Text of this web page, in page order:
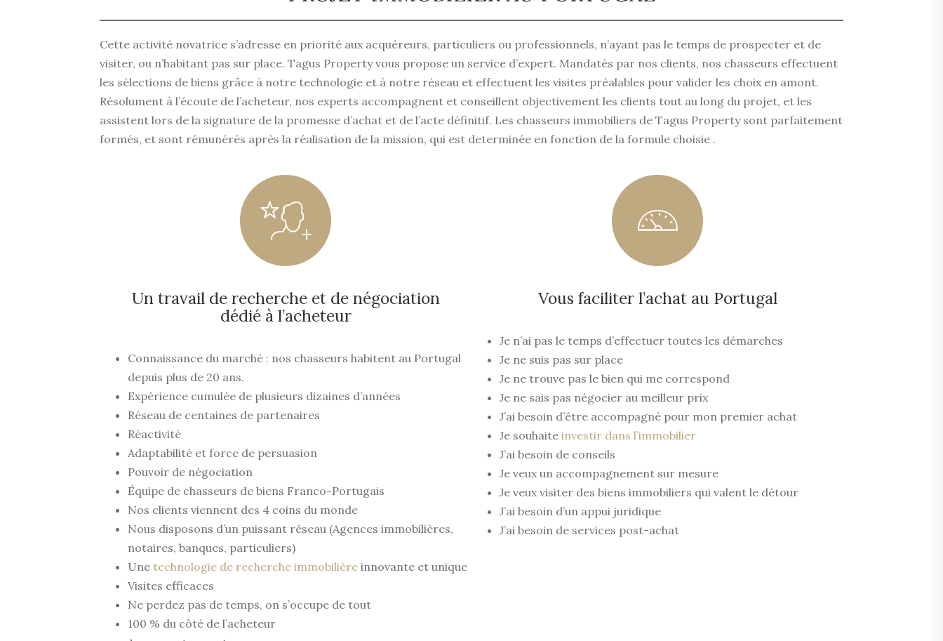
Cette activité novatrice s’adresse en priorité aux acquéreurs, particuliers ou professionnels, n’ayant pas le temps de prospecter et de
visiter, ou n’habitant pas sur place. Tagus Property vous propose un service d’expert. Mandatés par nos clients, nos chasseurs effectuent
les sélections de biens grâce à notre technologie et à notre réseau et effectuent les visites préalables pour valider les choix en amont.
Résolument à l’écoute de l’acheteur, nos experts accompagnent et conseillent objectivement les clients tout au long du projet, et les
assistent lors de la signature de la promesse d’achat et de l’acte définitif. Les chasseurs immobiliers de Tagus Property sont parfaitement
formés, et sont rémunérés après la réalisation de la mission, qui est determinée en fonction de la formule choisie .
Un travail de recherche et de négociation
dédié à l’acheteur
Connaissance du marché : nos chasseurs habitent au Portugal
depuis plus de 20 ans.
Expérience cumulée de plusieurs dizaines d’années
Réseau de centaines de partenaires
Réactivité
Adaptabilité et force de persuasion
Pouvoir de négociation
Équipe de chasseurs de biens Franco-Portugais
Nos clients viennent des 4 coins du monde
Nous disposons d’un puissant réseau (Agences immobilières,
notaires, banques, particuliers)
Une technologie de recherche immobilière innovante et unique
Visites efficaces
Ne perdez pas de temps, on s’occupe de tout
100 % du côté de l’acheteur
Vous faciliter l’achat au Portugal
Je n’ai pas le temps d’effectuer toutes les démarches
Je ne suis pas sur place
Je ne trouve pas le bien qui me correspond
Je ne sais pas négocier au meilleur prix
J’ai besoin d’être accompagné pour mon premier achat
Je souhaite investir dans l’immobilier
J’ai besoin de conseils
Je veux un accompagnement sur mesure
Je veux visiter des biens immobiliers qui valent le détour
J’ai besoin d’un appui juridique
J’ai besoin de services post-achat